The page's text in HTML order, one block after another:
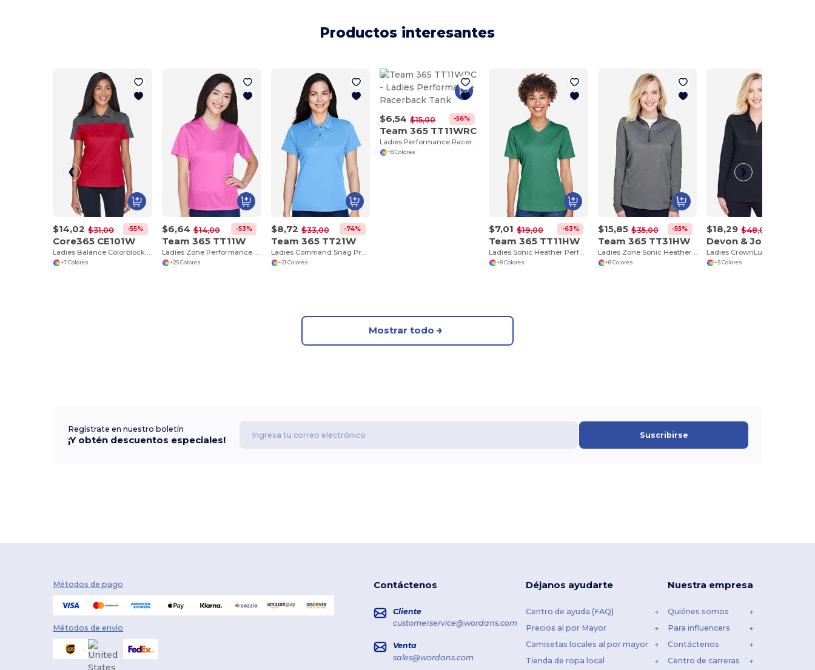
Productos interesantes
$14,02 $31,00 -55%
Core365 CE101W
Ladies Balance Colorblock Performance Piqué Polo
+7 Colores
$6,64 $14,00 -53%
Team 365 TT11W
Ladies Zone Performance T-Shirt
+25 Colores
$8,72 $33,00 -74%
Team 365 TT21W
Ladies Command Snag Protection Polo
+21 Colores
$6,54 $15,00 -56%
Team 365 TT11WRC
+8 Colores
$7,01 $19,00 -63%
Team 365 TT11HW
Ladies Sonic Heather Performance T-Shirt
+8 Colores
$15,85 $35,00 -55%
Team 365 TT31HW
Ladies Zone Sonic Heather Performance Quarter-Zip
+8 Colores
$18,29 $48,00
+5 Colores
Mostrar todo
Regístrate en nuestro boletín
¡Y obtén descuentos especiales! Suscribirse
Métodos de pago
Métodos de envío
Contáctenos
Cliente
customerservice@wordans.com
Venta
sales@wordans.com
Déjanos ayudarte
Centro de ayuda (FAQ)
Precios al por Mayor
Camisetas locales al por mayor
Tienda de ropa local
Nuestra empresa
Quiénes somos
Para influencers
Contáctenos
Centro de carreras